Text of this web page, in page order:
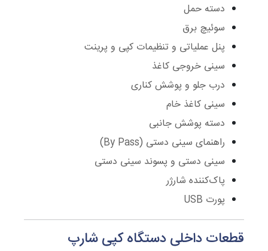
دسته حمل
سوئیچ برق
پنل عملیاتی و تنظیمات کپی و پرینت
سینی خروجی کاغذ
درب جلو و پوشش کناری
سینی کاغذ خام
دسته پوشش جانبی
راهنمای سینی دستی (By Pass)
سینی دستی و پسوند سینی دستی
پاک‌کننده شارژر
پورت USB
قطعات داخلی دستگاه کپی شارپ